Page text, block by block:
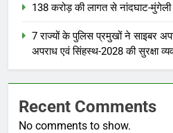
138 करोड़ की लागत से नांदघाट-मुंगेली
7 राज्यों के पुलिस प्रमुखों ने साइबर
अपराध एवं सिंहस्थ-2028 की सुरक्षा
Recent Comments
No comments to show.